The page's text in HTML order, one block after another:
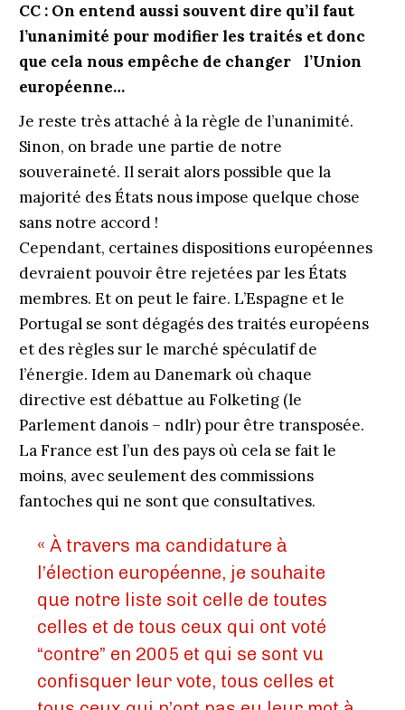
CC : On entend aussi souvent dire qu’il faut
l’unanimité pour modifier les traités et donc
que cela nous empêche de changer l’Union
européenne…
Je reste très attaché à la règle de l’unanimité.
Sinon, on brade une partie de notre
souveraineté. Il serait alors possible que la
majorité des États nous impose quelque chose
sans notre accord !
Cependant, certaines dispositions européennes
devraient pouvoir être rejetées par les États
membres. Et on peut le faire. L’Espagne et le
Portugal se sont dégagés des traités européens
et des règles sur le marché spéculatif de
l’énergie. Idem au Danemark où chaque
directive est débattue au Folketing (le
Parlement danois – ndlr) pour être transposée.
La France est l’un des pays où cela se fait le
moins, avec seulement des commissions
fantoches qui ne sont que consultatives.
« À travers ma candidature à
l’élection européenne, je souhaite
que notre liste soit celle de toutes
celles et de tous ceux qui ont voté
“contre” en 2005 et qui se sont vu
confisquer leur vote, tous celles et